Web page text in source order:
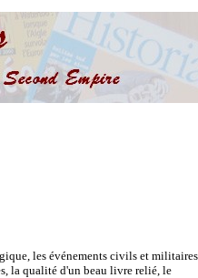
les événements civils et militaires
la qualité d'un beau livre relié, le